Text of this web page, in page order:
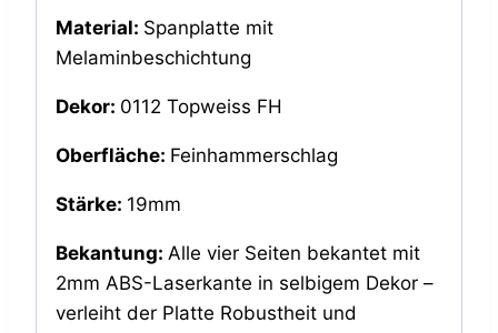
Material: Spanplatte mit
Melaminbeschichtung
Dekor: 0112 Topweiss FH
Oberfläche: Feinhammerschlag
Stärke: 19mm
Bekantung: Alle vier Seiten bekantet mit
2mm ABS-Laserkante in selbigem Dekor –
verleiht der Platte Robustheit und